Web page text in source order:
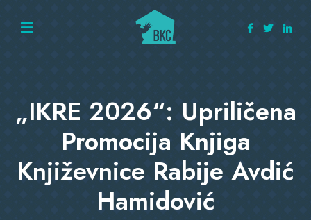
„IKRE 2026“: Upriličena
Promocija Knjiga
Književnice Rabije Avdić
Hamidović